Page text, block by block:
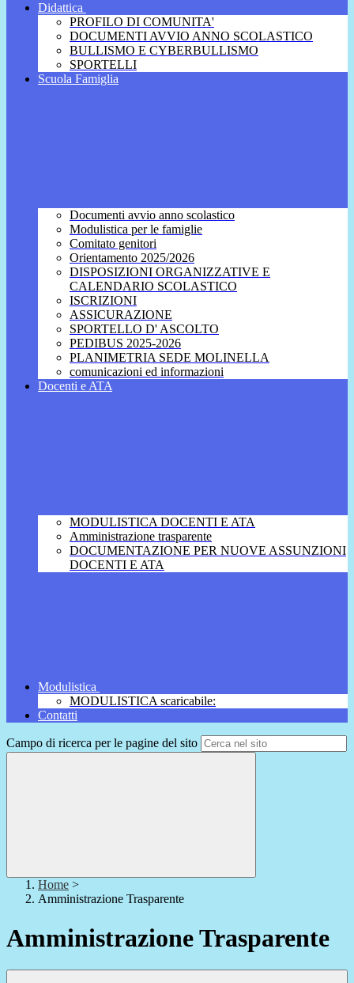
Didattica
PROFILO DI COMUNITA'
DOCUMENTI AVVIO ANNO SCOLASTICO
BULLISMO E CYBERBULLISMO
SPORTELLI
Scuola Famiglia
Documenti avvio anno scolastico
Modulistica per le famiglie
Comitato genitori
Orientamento 2025/2026
DISPOSIZIONI ORGANIZZATIVE E
CALENDARIO SCOLASTICO
ISCRIZIONI
ASSICURAZIONE
SPORTELLO D' ASCOLTO
PEDIBUS 2025-2026
PLANIMETRIA SEDE MOLINELLA
comunicazioni ed informazioni
Docenti e ATA
MODULISTICA DOCENTI E ATA
Amministrazione trasparente
DOCUMENTAZIONE PER NUOVE ASSUNZIONI
DOCENTI E ATA
Modulistica
MODULISTICA scaricabile:
Contatti
Campo di ricerca per le pagine del sito
Home >
Amministrazione Trasparente
Amministrazione Trasparente